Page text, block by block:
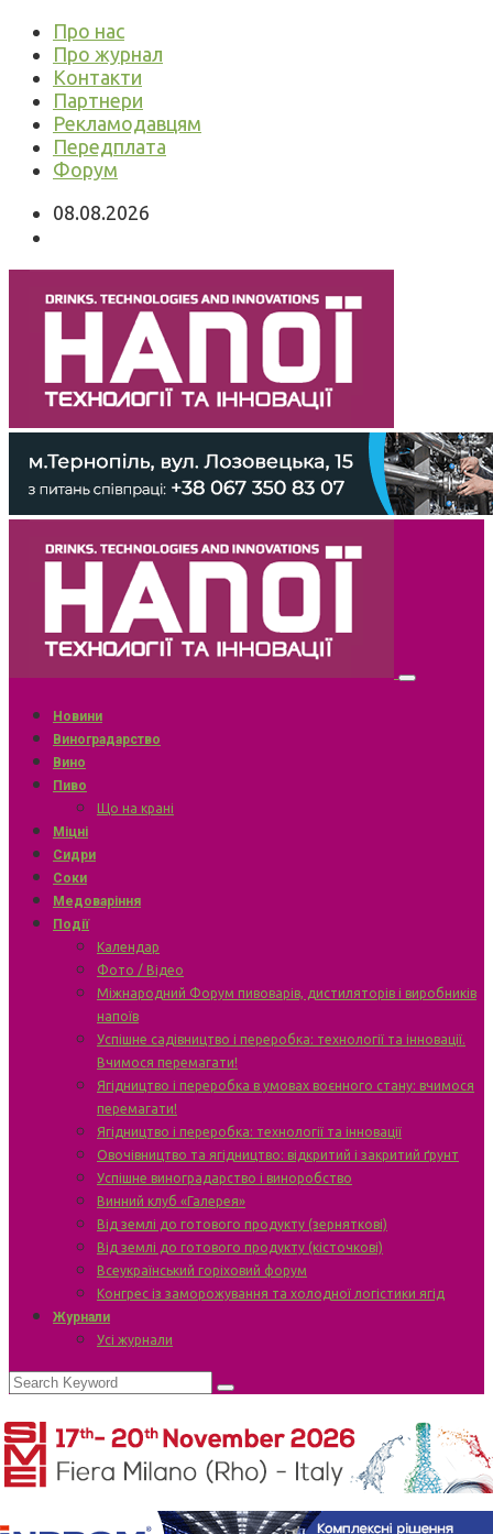
Про нас
Про журнал
Контакти
Партнери
Рекламодавцям
Передплата
Форум
08.08.2026
Новини
Виноградарство
Вино
Пиво
Що на крані
Міцні
Сидри
Соки
Медоваріння
Події
Календар
Фото / Відео
Міжнародний Форум пивоварів, дистиляторів і виробників
напоїв
Успішне садівництво і переробка: технології та інновації.
Вчимося перемагати!
Ягідництво і переробка в умовах воєнного стану: вчимося
перемагати!
Ягідництво і переробка: технології та інновації
Овочівництво та ягідництво: відкритий і закритий ґрунт
Успішне виноградарство і виноробство
Винний клуб «Галерея»
Від землі до готового продукту (зерняткові)
Від землі до готового продукту (кісточкові)
Всеукраїнський горіховий форум
Конгрес із заморожування та холодної логістики ягід
Журнали
Усі журнали